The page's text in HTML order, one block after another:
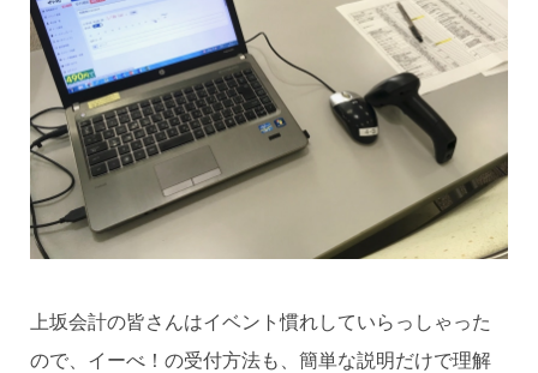
上坂会計の皆さんはイベント慣れしていらっしゃった
ので、イーべ！の受付方法も、簡単な説明だけで理解